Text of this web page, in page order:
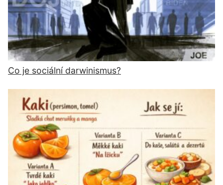
Co je sociální darwinismus?